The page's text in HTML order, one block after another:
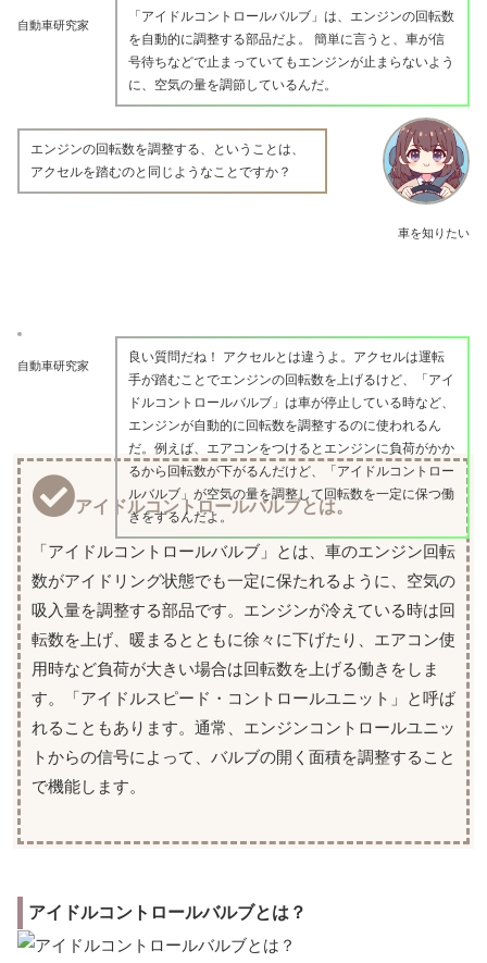
自動車研究家
「アイドルコントロールバルブ」は、エンジンの回転数
を自動的に調整する部品だよ。 簡単に言うと、車が信
号待ちなどで止まっていてもエンジンが止まらないよう
に、空気の量を調節しているんだ。
車を知りたい
エンジンの回転数を調整する、ということは、
アクセルを踏むのと同じようなことですか？
自動車研究家
良い質問だね！ アクセルとは違うよ。アクセルは運転
手が踏むことでエンジンの回転数を上げるけど、「アイ
ドルコントロールバルブ」は車が停止している時など、
エンジンが自動的に回転数を調整するのに使われるん
だ。例えば、エアコンをつけるとエンジンに負荷がかか
るから回転数が下がるんだけど、「アイドルコントロー
ルバルブ」が空気の量を調整して回転数を一定に保つ働
きをするんだよ。
アイドルコントロールバルブとは。
「アイドルコントロールバルブ」とは、車のエンジン回転
数がアイドリング状態でも一定に保たれるように、空気の
吸入量を調整する部品です。エンジンが冷えている時は回
転数を上げ、暖まるとともに徐々に下げたり、エアコン使
用時など負荷が大きい場合は回転数を上げる働きをしま
す。「アイドルスピード・コントロールユニット」と呼ば
れることもあります。通常、エンジンコントロールユニッ
トからの信号によって、バルブの開く面積を調整すること
で機能します。
アイドルコントロールバルブとは？